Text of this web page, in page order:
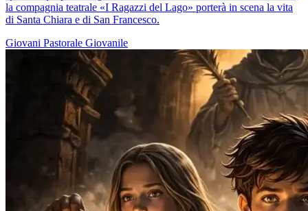
la compagnia teatrale «I Ragazzi del Lago» porterà in scena la vita
di Santa Chiara e di San Francesco.
Giovani Pastorale Giovanile